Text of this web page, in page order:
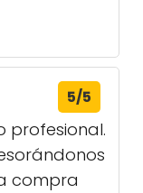
5/5
profesional.
compra